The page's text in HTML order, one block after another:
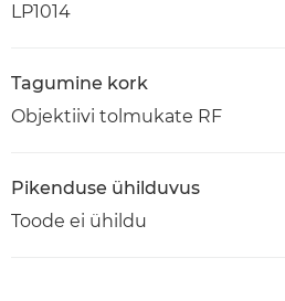
LP1014
Tagumine kork
Objektiivi tolmukate RF
Pikenduse ühilduvus
Toode ei ühildu